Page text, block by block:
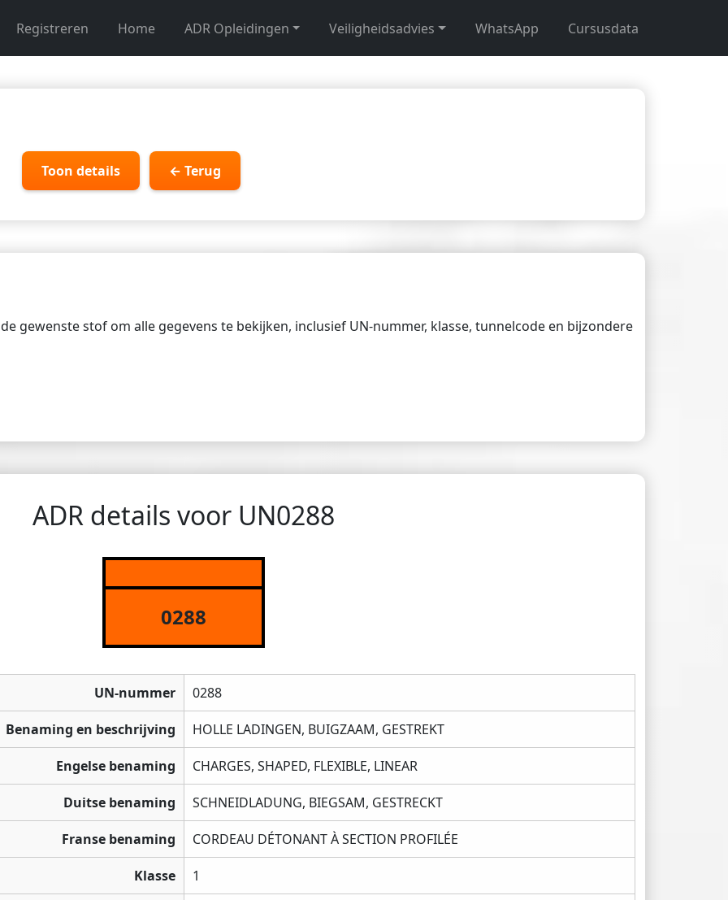
Registreren Home ADR Opleidingen Veiligheidsadvies WhatsApp Cursusdata
Toon details ← Terug
gewenste stof om alle gegevens te bekijken, inclusief UN-nummer, klasse, tunnelcode en bijzondere
ADR details voor UN0288
0288
UN-nummer 0288
Benaming en beschrijving HOLLE LADINGEN, BUIGZAAM, GESTREKT
Engelse benaming CHARGES, SHAPED, FLEXIBLE, LINEAR
Duitse benaming SCHNEIDLADUNG, BIEGSAM, GESTRECKT
Franse benaming CORDEAU DÉTONANT À SECTION PROFILÉE
Klasse 1